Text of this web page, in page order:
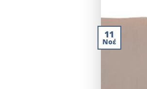
11
Νοέ